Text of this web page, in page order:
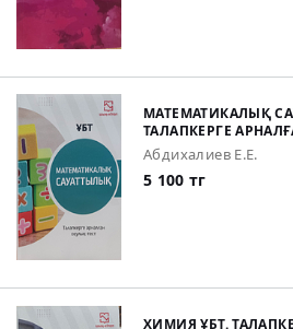
МАТЕМАТИКАЛЫҚ
ТАЛАПКЕРГЕ
Абдихалиев Е.Е.
5 100 тг
ХИМИЯ ҰБТ.